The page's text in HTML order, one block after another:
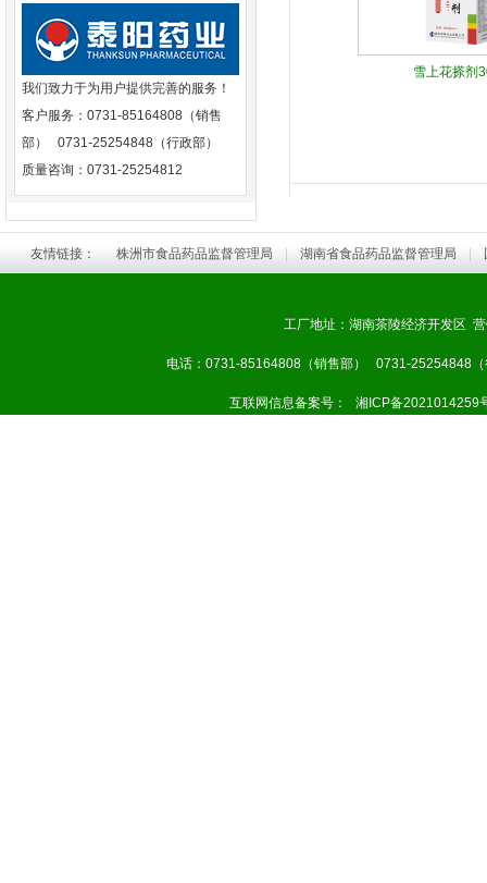
我们致力于为用户提供完善的服务！
客户服务：0731-85164808（销售
部） 0731-25254848（行政部）
质量咨询：0731-25254812
雪上花搽剂
友情链接： 株洲市食品药品监督管理局 湖南省食品药品监督管理局
工厂地址：湖南茶陵经济开发区
电话：0731-85164808（销售部） 0731-25254848
互联网信息备案号： 湘ICP备2021014259